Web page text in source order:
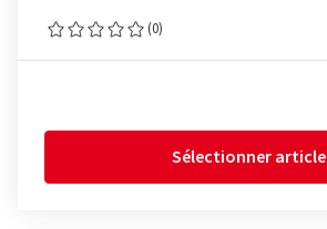
(0)
Sélectionner article